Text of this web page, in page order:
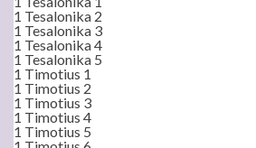
1 Tesalonika 2
1 Tesalonika 3
1 Tesalonika 4
1 Tesalonika 5
1 Timotius 1
1 Timotius 2
1 Timotius 3
1 Timotius 4
1 Timotius 5